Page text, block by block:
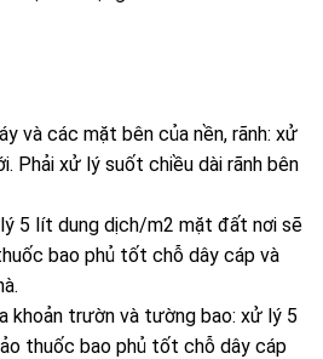
và các mặt bên của nền, rãnh: xử
Phải xử lý suốt chiều dài rãnh bên
5 lít dung dịch/m2 mặt đất nơi sẽ
bao phủ tốt chỗ dây cáp và
khoản trườn và tường bao: xử lý 5
thuốc bao phủ tốt chỗ dây cáp